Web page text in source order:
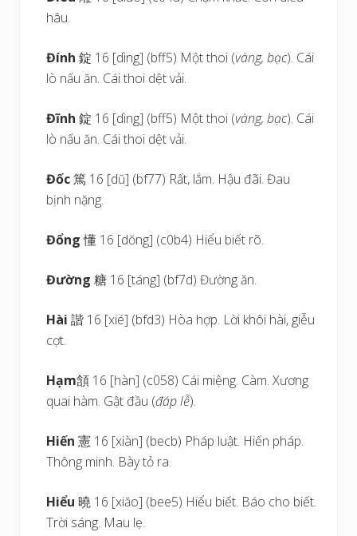
hâu.
Đính 錠 16 [dìng] (bff5) Một thoi (vàng, bạc). Cái
lò nấu ăn. Cái thoi dệt vải.
Đĩnh 錠 16 [dìng] (bff5) Một thoi (vàng, bạc). Cái
lò nấu ăn. Cái thoi dệt vải.
Đốc篤 16 [dŭ] (bf77) Rất, lắm. Hậu đãi. Đau
bịnh nặng.
Đổng懂 16 [dŏng] (c0b4) Hiểu biết rõ.
Đường 糖 16 [táng] (bf7d) Đường ăn.
Hài 諧 16 [xié] (bfd3) Hòa hợp. Lời khôi hài, giễu
cợt.
Hạm頷 16 [hàn] (c058) Cái miệng. Càm. Xương
quai hàm. Gật đầu (đáp lễ).
Hiến 憲 16 [xiàn] (becb) Pháp luật. Hiến pháp.
Thông minh. Bày tỏ ra.
Hiểu曉 16 [xiăo] (bee5) Hiểu biết. Báo cho biết.
Trời sáng. Mau lẹ.